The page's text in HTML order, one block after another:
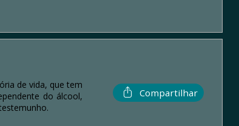
de vida, que tem
do álcool,
Compartilhar